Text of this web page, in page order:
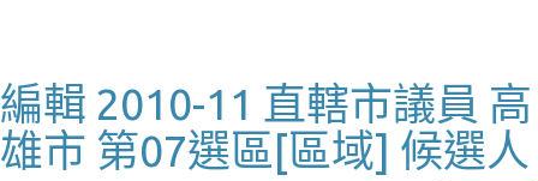
編輯 2010-11 直轄市議員 高
雄市 第07選區[區域] 候選人